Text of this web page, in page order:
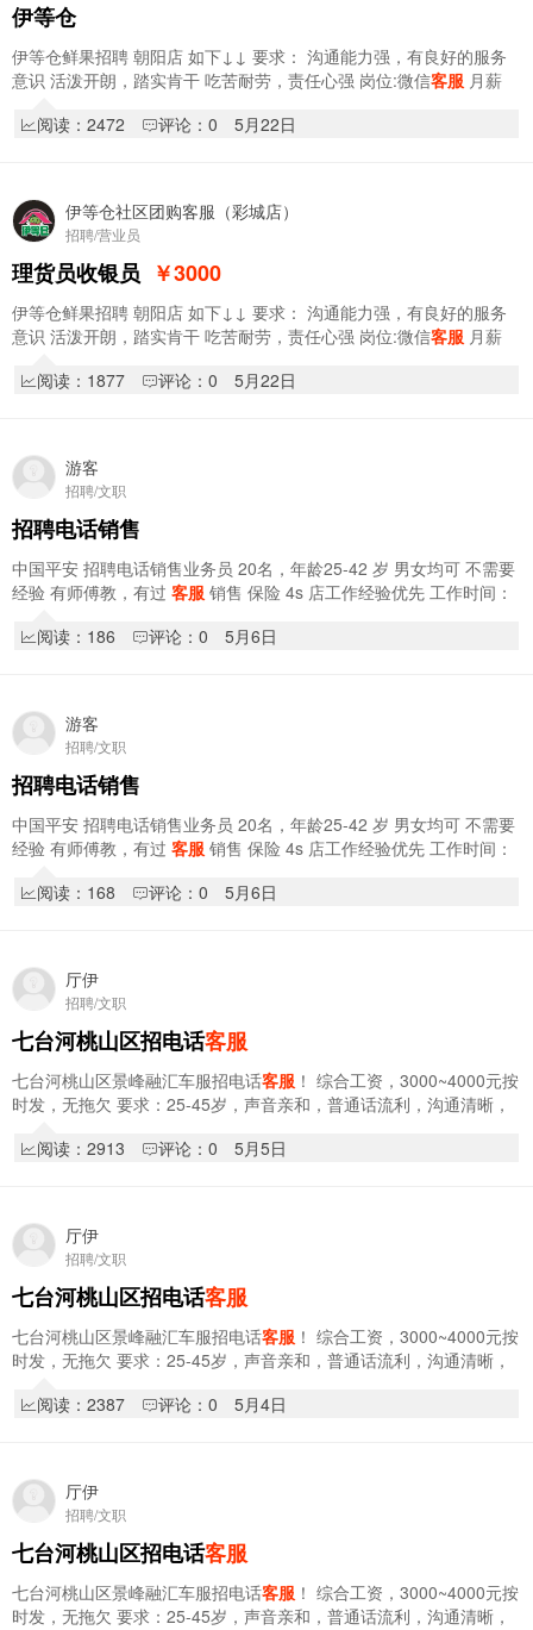
伊等仓
伊等仓鲜果招聘 朝阳店 如下↓↓ 要求： 沟通能力强，有良好的服务
意识 活泼开朗，踏实肯干 吃苦耐劳，责任心强 岗位:微信客服 月薪
阅读：2472
评论：0 5月22日
伊等仓社区团购客服（彩城店）
招聘/营业员
理货员收银员 ￥3000
伊等仓鲜果招聘 朝阳店 如下↓↓ 要求： 沟通能力强，有良好的服务
意识 活泼开朗，踏实肯干 吃苦耐劳，责任心强 岗位:微信客服 月薪
阅读：1877
评论：0 5月22日
游客
招聘/文职
招聘电话销售
中国平安 招聘电话销售业务员 20名，年龄25-42 岁 男女均可 不需要
经验 有师傅教，有过 客服 销售 保险 4s 店工作经验优先 工作时间：
阅读：186
评论：0 5月6日
游客
招聘/文职
招聘电话销售
中国平安 招聘电话销售业务员 20名，年龄25-42 岁 男女均可 不需要
经验 有师傅教，有过 客服 销售 保险 4s 店工作经验优先 工作时间：
阅读：168
评论：0 5月6日
厅伊
招聘/文职
七台河桃山区招电话客服
七台河桃山区景峰融汇车服招电话客服 ！ 综合工资，3000~4000元按
时发，无拖欠 要求：25-45岁，声音亲和，普通话流利，沟通清晰，
阅读：2913
评论：0 5月5日
厅伊
招聘/文职
七台河桃山区招电话客服
七台河桃山区景峰融汇车服招电话客服 ！ 综合工资，3000~4000元按
时发，无拖欠 要求：25-45岁，声音亲和，普通话流利，沟通清晰，
阅读：2387
评论：0 5月4日
厅伊
招聘/文职
七台河桃山区招电话客服
七台河桃山区景峰融汇车服招电话客服 ！ 综合工资，3000~4000元按
时发，无拖欠 要求：25-45岁，声音亲和，普通话流利，沟通清晰，